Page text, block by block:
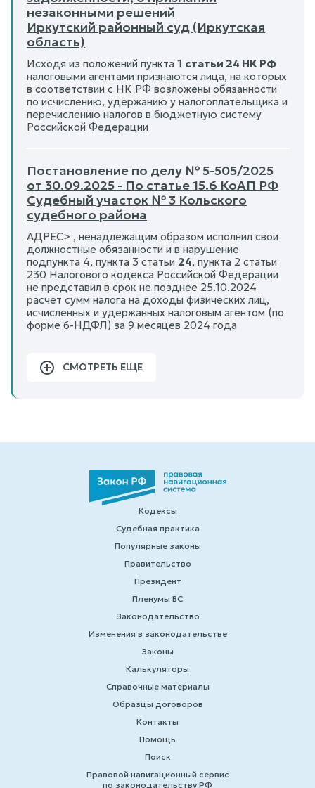
незаконными решений
Иркутский районный суд (Иркутская
область)
Исходя из положений пункта 1 статьи 24 НК РФ
налоговыми агентами признаются лица, на которых
в соответствии с НК РФ возложены обязанности
по исчислению, удержанию у налогоплательщика и
перечислению налогов в бюджетную систему
Российской Федерации
Постановление по делу № 5-505/2025
от 30.09.2025 - По статье 15.6 КоАП РФ
Судебный участок № 3 Кольского
судебного района
АДРЕС> , ненадлежащим образом исполнил свои
должностные обязанности и в нарушение
подпункта 4, пункта 3 статьи 24, пункта 2 статьи
230 Налогового кодекса Российской Федерации
не представил в срок не позднее 25.10.2024
расчет сумм налога на доходы физических лиц,
исчисленных и удержанных налоговым агентом (по
форме 6-НДФЛ) за 9 месяцев 2024 года
СМОТРЕТЬ ЕЩЕ
Кодексы
Судебная практика
Популярные законы
Правительство
Президент
Пленумы ВС
Законодательство
Изменения в законодательстве
Законы
Калькуляторы
Справочные материалы
Образцы договоров
Контакты
Помощь
Поиск
Правовой навигационный сервис
по законодательству РФ